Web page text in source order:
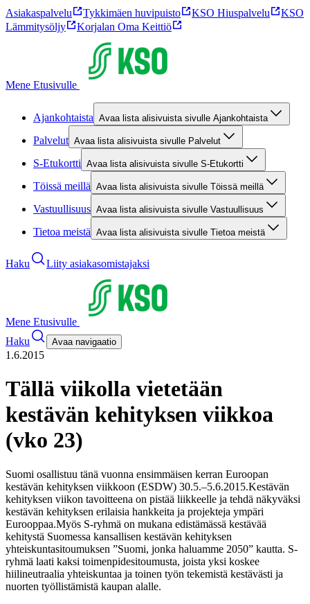
Asiakaspalvelu Tykkimäen huvipuisto KSO Hiuspalvelu
KSO
Lämmitysöljy
Korjalan Oma Keittiö
Mene Etusivulle
Ajankohtaista Avaa lista alisivuista sivulle Ajankohtaista
Palvelut Avaa lista alisivuista sivulle Palvelut
S-Etukortti Avaa lista alisivuista sivulle S-Etukortti
Töissä meillä Avaa lista alisivuista sivulle Töissä meillä
Vastuullisuus Avaa lista alisivuista sivulle Vastuullisuus
Tietoa meistä Avaa lista alisivuista sivulle Tietoa meistä
Haku Liity asiakasomistajaksi
Mene Etusivulle
Haku
Avaa navigaatio
1.6.2015
Tällä viikolla vietetään
kestävän kehityksen viikkoa
(vko 23)
Suomi osallistuu tänä vuonna ensimmäisen kerran Euroopan
kestävän kehityksen viikkoon (ESDW) 30.5.–5.6.2015.Kestävän
kehityksen viikon tavoitteena on pistää liikkeelle ja tehdä näkyväksi
kestävän kehityksen erilaisia hankkeita ja projekteja ympäri
Eurooppaa.Myös S-ryhmä on mukana edistämässä kestävää
kehitystä Suomessa kansallisen kestävän kehityksen
yhteiskuntasitoumuksen ”Suomi, jonka haluamme 2050” kautta. S-
ryhmä laati kaksi toimenpidesitoumusta, joista yksi koskee
hiilineutraalia yhteiskuntaa ja toinen työn tekemistä kestävästi ja
nuorten työllistämistä kaupan alalle.